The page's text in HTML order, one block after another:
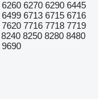
6260 6270 6290 6445
6499 6713 6715 6716
7620 7716 7718 7719
8240 8250 8280 8480
9690